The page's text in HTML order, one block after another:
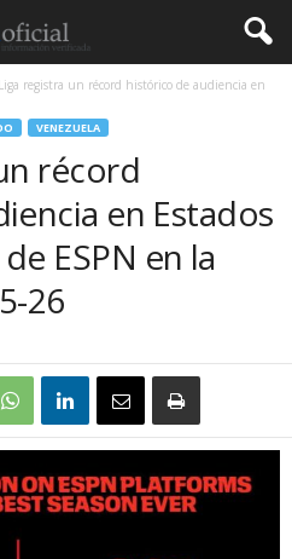
registra un récord histórico de audiencia en
VENEZUELA
récord
en Estados
ESPN en la
26